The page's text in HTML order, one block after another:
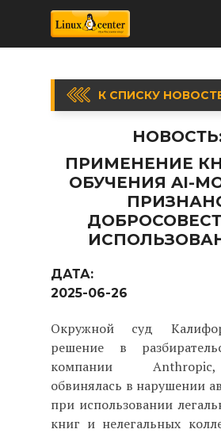
К СПИСКУ
ПРИМЕНЕНИЕ
ОБУЧЕНИЯ AI-
ДАТА:
2025-06-26
Окружной суд
решение в
компании
обвинялась в нарушении
при использовании
книг и нелегальных